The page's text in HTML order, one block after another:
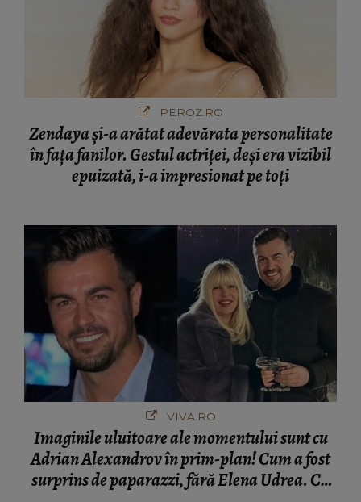
PEROZ.RO
Zendaya și-a arătat adevărata personalitate
în fața fanilor. Gestul actriței, deși era vizibil
epuizată, i-a impresionat pe toți
VIVA.RO
Imaginile uluitoare ale momentului sunt cu
Adrian Alexandrov în prim-plan! Cum a fost
surprins de paparazzi, fără Elena Udrea. Cu